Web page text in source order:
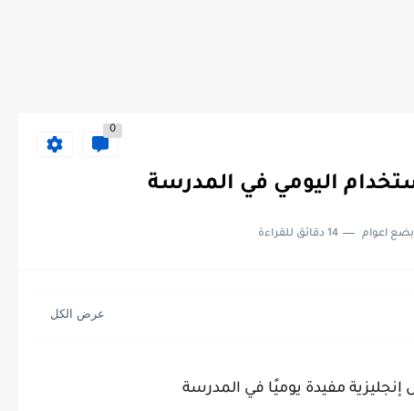
0
اليومي في المدرسة
اعوام 14 دقائق للقراءة
مفيدة يوميًا في المدرسة